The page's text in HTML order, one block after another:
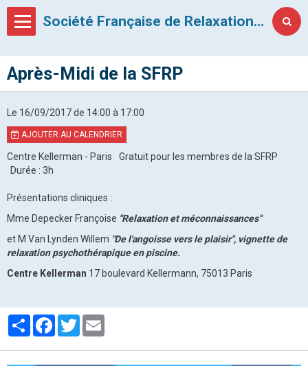
Société Française de Relaxation Psychothérapique
Après-Midi de la SFRP
Le 16/09/2017de 14:00 à 17:00
AJOUTER AU CALENDRIER
Centre Kellerman - Paris
Gratuit pour les membres de la SFRP
Durée : 3h
Présentations cliniques :
Mme Depecker Françoise "Relaxation et méconnaissances"
et M Van Lynden Willem "De l'angoisse vers le plaisir", vignette de
relaxation psychothérapique en piscine.
Centre Kellerman 17 boulevard Kellermann, 75013 Paris
PartagerFacebook
Twitter